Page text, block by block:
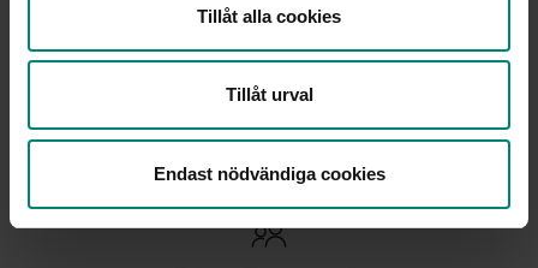
Tillåt alla cookies
Tillåt urval
Endast nödvändiga cookies
Forum för a-kassa
Mer om medlemskapet